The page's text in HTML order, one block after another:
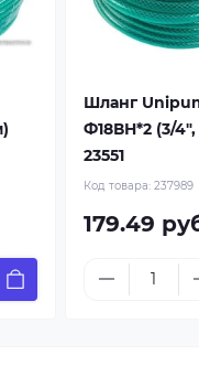
Шланг
Ф18ВН*2 (3/
23551
Код товара: 237989
179.49